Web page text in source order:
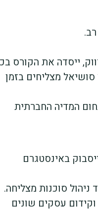
ייסדה את הקורס
מצליחים בזמן
המדיה החברתית
באינסטגרם
ניהול סוכנות מצליחה.